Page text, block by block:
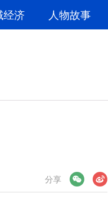
经济 人物故事
分享
微博